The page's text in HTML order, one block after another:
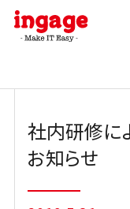
Skip
content
社内研修に
お知らせ